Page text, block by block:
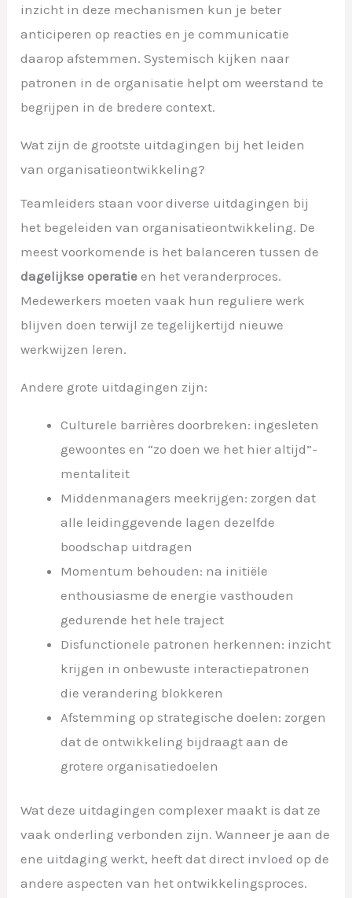
inzicht in deze mechanismen kun je beter
anticiperen op reacties en je communicatie
daarop afstemmen. Systemisch kijken naar
patronen in de organisatie helpt om weerstand te
begrijpen in de bredere context.
Wat zijn de grootste uitdagingen bij het leiden
van organisatieontwikkeling?
Teamleiders staan voor diverse uitdagingen bij
het begeleiden van organisatieontwikkeling. De
meest voorkomende is het balanceren tussen de
dagelijkse operatie en het veranderproces.
Medewerkers moeten vaak hun reguliere werk
blijven doen terwijl ze tegelijkertijd nieuwe
werkwijzen leren.
Andere grote uitdagingen zijn:
Culturele barrières doorbreken: ingesleten
gewoontes en “zo doen we het hier altijd”-
mentaliteit
Middenmanagers meekrijgen: zorgen dat
alle leidinggevende lagen dezelfde
boodschap uitdragen
Momentum behouden: na initiële
enthousiasme de energie vasthouden
gedurende het hele traject
Disfunctionele patronen herkennen: inzicht
krijgen in onbewuste interactiepatronen
die verandering blokkeren
Afstemming op strategische doelen: zorgen
dat de ontwikkeling bijdraagt aan de
grotere organisatiedoelen
Wat deze uitdagingen complexer maakt is dat ze
vaak onderling verbonden zijn. Wanneer je aan de
ene uitdaging werkt, heeft dat direct invloed op de
andere aspecten van het ontwikkelingsproces.